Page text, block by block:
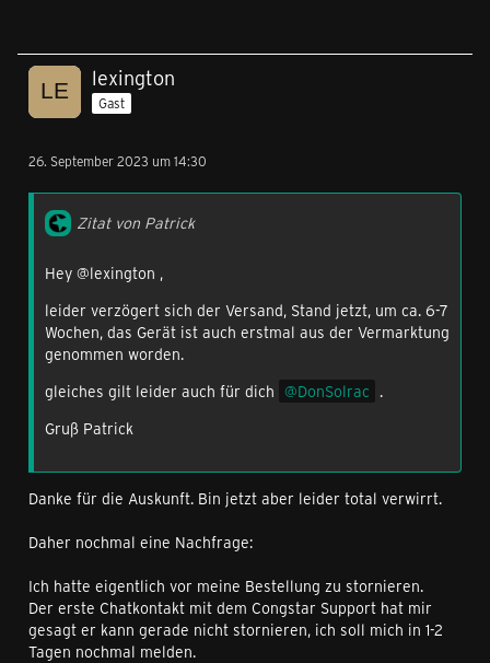
lexington
Gast
26. September 2023 um 14:30
Zitat von Patrick
Hey @lexington ,
leider verzögert sich der Versand, Stand jetzt, um ca. 6-7
Wochen, das Gerät ist auch erstmal aus der Vermarktung
genommen worden.
gleiches gilt leider auch für dich
DonSolrac .
Gruß Patrick
Danke für die Auskunft. Bin jetzt aber leider total verwirrt.
Daher nochmal eine Nachfrage:
Ich hatte eigentlich vor meine Bestellung zu stornieren.
Der erste Chatkontakt mit dem Congstar Support hat mir
gesagt er kann gerade nicht stornieren, ich soll mich in 1-2
Tagen nochmal melden.